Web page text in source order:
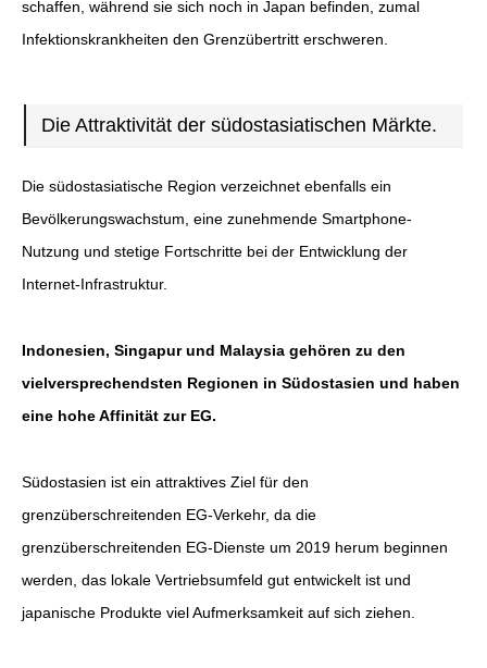
schaffen, während sie sich noch in Japan befinden, zumal
Infektionskrankheiten den Grenzübertritt erschweren.
Die Attraktivität der südostasiatischen Märkte.
Die südostasiatische Region verzeichnet ebenfalls ein
Bevölkerungswachstum, eine zunehmende Smartphone-
Nutzung und stetige Fortschritte bei der Entwicklung der
Internet-Infrastruktur.
Indonesien, Singapur und Malaysia gehören zu den
vielversprechendsten Regionen in Südostasien und haben
eine hohe Affinität zur EG.
Südostasien ist ein attraktives Ziel für den
grenzüberschreitenden EG-Verkehr, da die
grenzüberschreitenden EG-Dienste um 2019 herum beginnen
werden, das lokale Vertriebsumfeld gut entwickelt ist und
japanische Produkte viel Aufmerksamkeit auf sich ziehen.